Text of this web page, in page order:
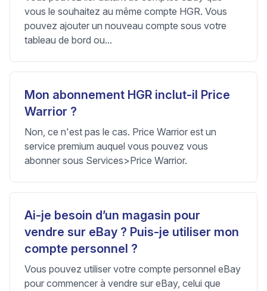
vous le souhaitez au même compte HGR. Vous
pouvez ajouter un nouveau compte sous votre
tableau de bord ou...
Mon abonnement HGR inclut-il Price
Warrior ?
Non, ce n'est pas le cas. Price Warrior est un
service premium auquel vous pouvez vous
abonner sous Services>Price Warrior.
Ai-je besoin d’un magasin pour
vendre sur eBay ? Puis-je utiliser mon
compte personnel ?
Vous pouvez utiliser votre compte personnel eBay
pour commencer à vendre sur eBay, celui que